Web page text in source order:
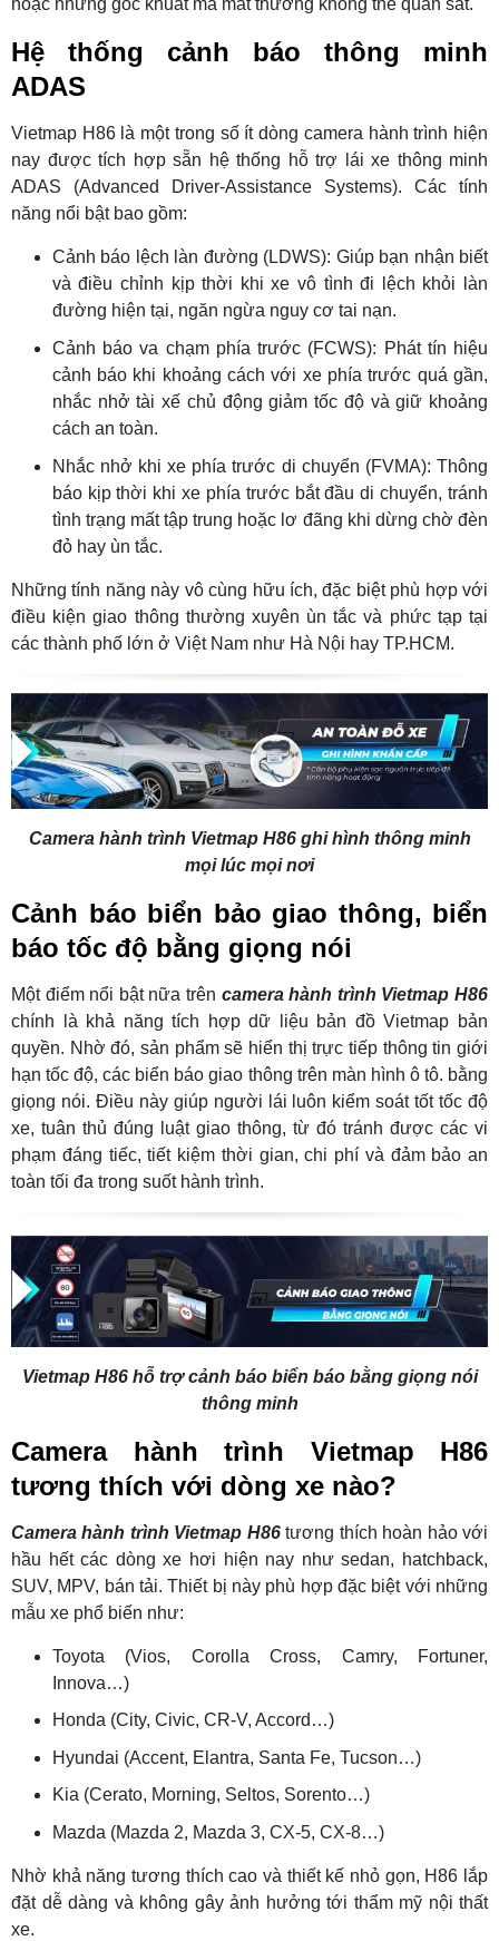
hoặc những góc khuất mà mắt thường không thể quan sát.
Hệ thống cảnh báo thông minh
ADAS
Vietmap H86 là một trong số ít dòng camera hành trình hiện
nay được tích hợp sẵn hệ thống hỗ trợ lái xe thông minh
ADAS (Advanced Driver-Assistance Systems). Các tính
năng nổi bật bao gồm:
Cảnh báo lệch làn đường (LDWS): Giúp bạn nhận biết
và điều chỉnh kịp thời khi xe vô tình đi lệch khỏi làn
đường hiện tại, ngăn ngừa nguy cơ tai nạn.
Cảnh báo va chạm phía trước (FCWS): Phát tín hiệu
cảnh báo khi khoảng cách với xe phía trước quá gần,
nhắc nhở tài xế chủ động giảm tốc độ và giữ khoảng
cách an toàn.
Nhắc nhở khi xe phía trước di chuyển (FVMA): Thông
báo kịp thời khi xe phía trước bắt đầu di chuyển, tránh
tình trạng mất tập trung hoặc lơ đãng khi dừng chờ đèn
đỏ hay ùn tắc.
Những tính năng này vô cùng hữu ích, đặc biệt phù hợp với
điều kiện giao thông thường xuyên ùn tắc và phức tạp tại
các thành phố lớn ở Việt Nam như Hà Nội hay TP.HCM.
Camera hành trình Vietmap H86 ghi hình thông minh
mọi lúc mọi nơi
Cảnh báo biển bảo giao thông, biển
báo tốc độ bằng giọng nói
Một điểm nổi bật nữa trên camera hành trình Vietmap H86
chính là khả năng tích hợp dữ liệu bản đồ Vietmap bản
quyền. Nhờ đó, sản phẩm sẽ hiển thị trực tiếp thông tin giới
hạn tốc độ, các biển báo giao thông trên màn hình ô tô. bằng
giọng nói. Điều này giúp người lái luôn kiểm soát tốt tốc độ
xe, tuân thủ đúng luật giao thông, từ đó tránh được các vi
phạm đáng tiếc, tiết kiệm thời gian, chi phí và đảm bảo an
toàn tối đa trong suốt hành trình.
Vietmap H86 hỗ trợ cảnh báo biển báo bằng giọng nói
thông minh
Camera hành trình Vietmap H86
tương thích với dòng xe nào?
Camera hành trình Vietmap H86tương thích hoàn hảo với
hầu hết các dòng xe hơi hiện nay như sedan, hatchback,
SUV, MPV, bán tải. Thiết bị này phù hợp đặc biệt với những
mẫu xe phổ biến như:
Toyota (Vios, Corolla Cross, Camry, Fortuner,
Innova…)
Honda (City, Civic, CR-V, Accord…)
Hyundai (Accent, Elantra, Santa Fe, Tucson…)
Kia (Cerato, Morning, Seltos, Sorento…)
Mazda (Mazda 2, Mazda 3, CX-5, CX-8…)
Nhờ khả năng tương thích cao và thiết kế nhỏ gọn, H86 lắp
đặt dễ dàng và không gây ảnh hưởng tới thẩm mỹ nội thất
xe.